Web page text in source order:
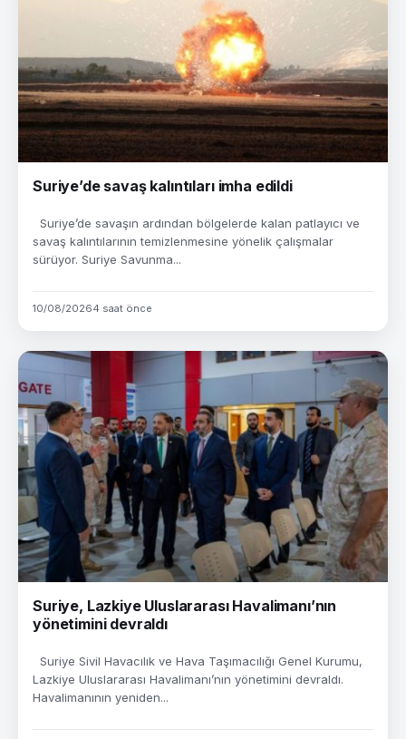
Suriye’de savaş kalıntıları imha edildi
Suriye’de savaşın ardından bölgelerde kalan patlayıcı ve
savaş kalıntılarının temizlenmesine yönelik çalışmalar
sürüyor. Suriye Savunma...
10/08/20264 saat önce
Suriye, Lazkiye Uluslararası Havalimanı’nın
yönetimini devraldı
Suriye Sivil Havacılık ve Hava Taşımacılığı Genel Kurumu,
Lazkiye Uluslararası Havalimanı’nın yönetimini devraldı.
Havalimanının yeniden...